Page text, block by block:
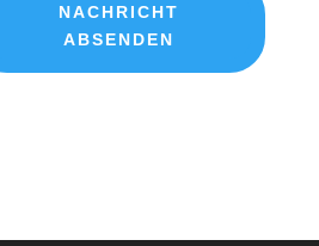
NACHRICHT
ABSENDEN